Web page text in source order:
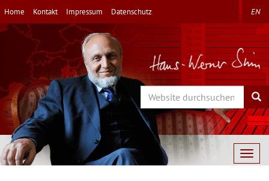
Direkt
zum
Inhalt
Home Kontakt Impressum Datenschutz EN
Search